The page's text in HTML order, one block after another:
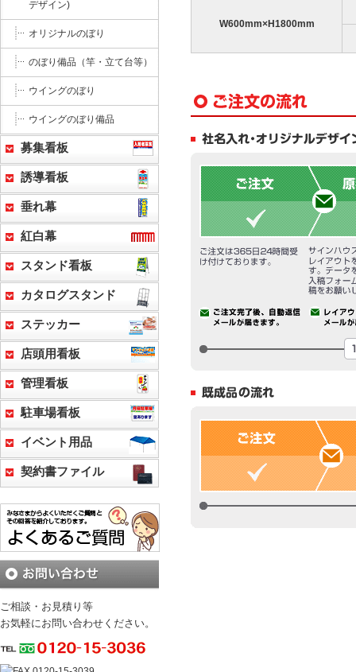
W600mm×H1800mm
デザイン)
オリジナルのぼり
のぼり備品（竿・立て台等）
ウイングのぼり
ウイングのぼり備品
募集看板
誘導看板
垂れ幕
紅白幕
スタンド看板
カタログスタンド
ステッカー
店頭用看板
管理看板
駐車場看板
イベント用品
契約書ファイル
ご相談・お見積り等
お気軽にお問い合わせください。